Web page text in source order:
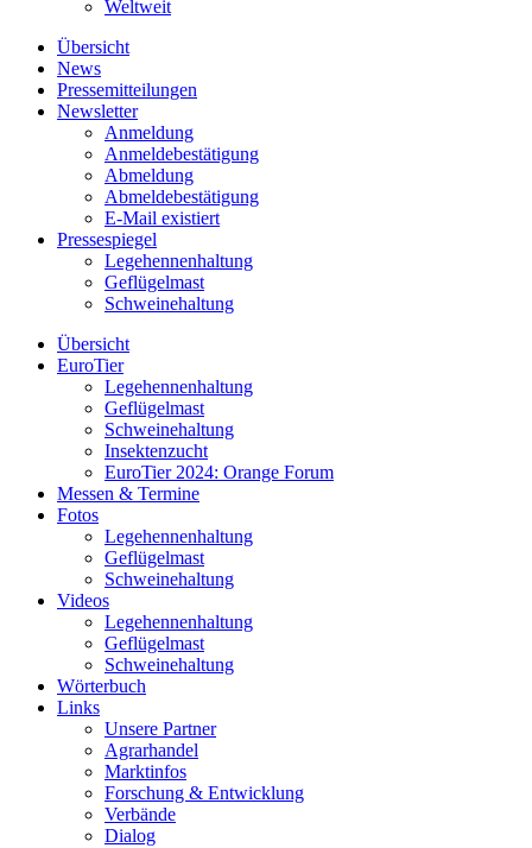
Weltweit
Übersicht
News
Pressemitteilungen
Newsletter
Anmeldung
Anmeldebestätigung
Abmeldung
Abmeldebestätigung
E-Mail existiert
Pressespiegel
Legehennenhaltung
Geflügelmast
Schweinehaltung
Übersicht
EuroTier
Legehennenhaltung
Geflügelmast
Schweinehaltung
Insektenzucht
EuroTier 2024: Orange Forum
Messen & Termine
Fotos
Legehennenhaltung
Geflügelmast
Schweinehaltung
Videos
Legehennenhaltung
Geflügelmast
Schweinehaltung
Wörterbuch
Links
Unsere Partner
Agrarhandel
Marktinfos
Forschung & Entwicklung
Verbände
Dialog